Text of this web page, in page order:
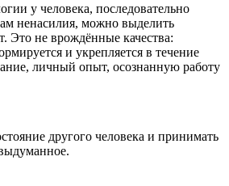
у человека, последовательно
ненасилия, можно выделить
Это не врождённые качества:
и укрепляется в течение
личный опыт, осознанную работу
другого человека и принимать